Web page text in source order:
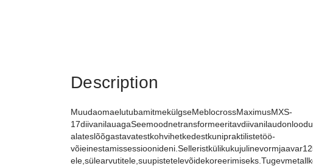
Description
MuudaomaelutubamitmekülgseMeblocrossMaximusMXS-
alateslõõgastavatestkohvihetkedestkunipraktilistetöö-